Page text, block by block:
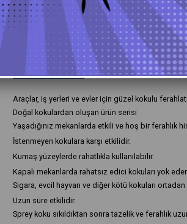
Ürün Özellikleri Yorumlar(0)
Araçlar, iş yerleri ve evler için güzel kokulu
Doğal kokulardan oluşan ürün serisi
Yaşadığınız mekanlarda etkili ve hoş bir ferahlık
İstenmeyen kokulara karşı etkilidir.
Kumaş yüzeylerde rahatlıkla kullanılabilir.
Kapalı mekanlarda rahatsız edici kokuları yok
Sigara, evcil hayvan ve diğer kötü kokuları ortadan
Uzun süre etkilidir.
Sprey koku sıkıldıktan sonra tazelik ve ferahlık